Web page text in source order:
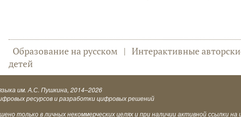
Образование на русском | Интерактивные
детей
им. А.С. Пушкина, 2014–2026
ресурсов и разработки цифровых решений
только в личных некоммерческих целях и при наличии активной ссылки на